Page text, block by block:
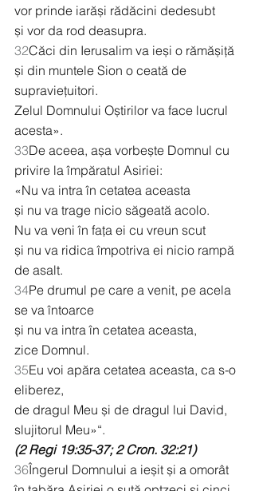
vor prinde iarăși rădăcini dedesubt
și vor da rod deasupra.
32Căci din Ierusalim va ieși o rămășiță
și din muntele Sion o ceată de
supraviețuitori.
Zelul Domnului Oștirilor va face lucrul
acesta».
33De aceea, așa vorbește Domnul cu
privire la împăratul Asiriei:
«Nu va intra în cetatea aceasta
și nu va trage nicio săgeată acolo.
Nu va veni în fața ei cu vreun scut
și nu va ridica împotriva ei nicio rampă
de asalt.
34Pe drumul pe care a venit, pe acela
se va întoarce
și nu va intra în cetatea aceasta,
zice Domnul.
35Eu voi apăra cetatea aceasta, ca s-o
eliberez,
de dragul Meu și de dragul lui David,
slujitorul Meu»“.
(2 Regi 19:35-37; 2 Cron. 32:21)
36Îngerul Domnului a ieșit și a omorât